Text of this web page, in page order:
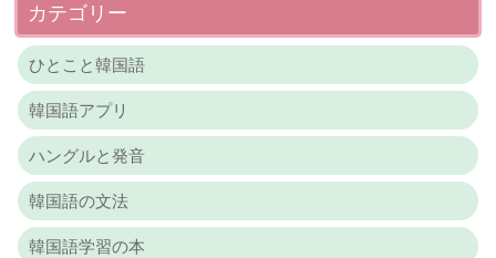
カテゴリー
ひとこと韓国語
韓国語アプリ
ハングルと発音
韓国語の文法
韓国語学習の本